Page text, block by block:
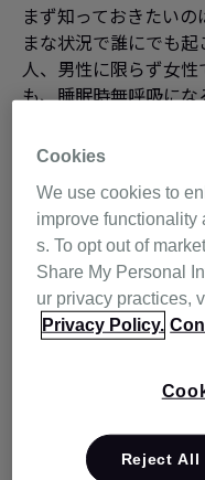
まず知っておきたい
まな状況で誰にでも
人、男性に限らず女
も、睡眠時無呼吸に
塞性睡眠時無呼吸が
は大切です。
誰に、なぜ
閉塞性睡眠時無呼吸
の悪い睡眠の結果、
Cookies
We use cookies to
improve functionality
s. To opt out of
Share My Personal
ur privacy practices,
Privacy Policy.
Reject All